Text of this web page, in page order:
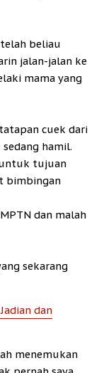
beliau
jalan-jalan ke
mama yang
cuek dari
hamil.
untuk tujuan
bimbingan
dan malah
sekarang
dan
menemukan